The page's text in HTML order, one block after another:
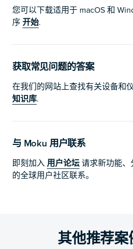
您可以下载适用于 macOS 和
序开始.
获取常见问题的答案
在我们的网站上查找有关设备和
知识库.
与 Moku 用户联系
即刻加入用户论坛请求新功能
的全球用户社区联系。
其他推荐